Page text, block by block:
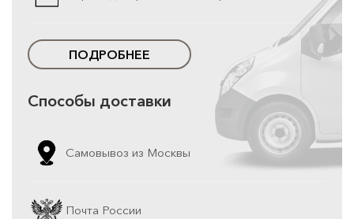
ПОДРОБНЕЕ
Способы доставки
Самовывоз из Москвы
Почта России